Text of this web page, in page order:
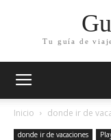
Tu guía de
Inicio donde ir de
donde ir de vacaciones